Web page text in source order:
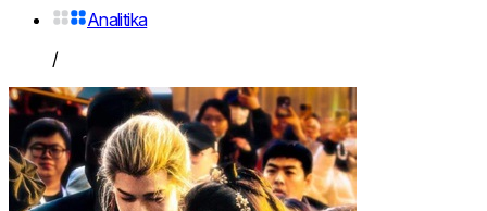
Analitika
/